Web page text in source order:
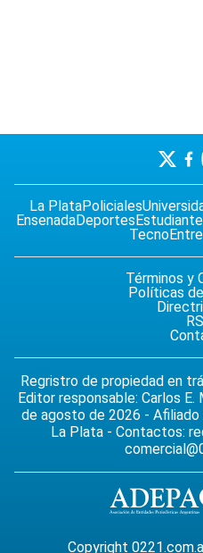
La PlataPoliciales
EnsenadaDeportes
Tecno
Términos y
Políticas
Regristro de propiedad en
Editor responsable: Carlos
de agosto de 2026 - Afiliado
La Plata - Contactos:
Copyright